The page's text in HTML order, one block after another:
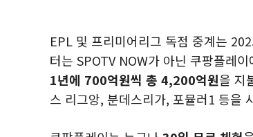
EPL 및 프리미어리그 독점 중계는
터는 SPOTV NOW가 아닌 쿠팡플레
1년에 700억원씩 총 4,200억원을 지
스 리그앙, 분데스리가, 포뮬러1 등을